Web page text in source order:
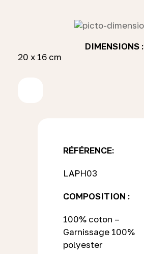
DIMENSIONS :
20 x 16 cm
RÉFÉRENCE:
LAPH03
COMPOSITION :
100% coton –
Garnissage 100%
polyester